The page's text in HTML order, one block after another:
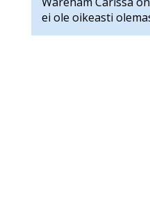
ei ole oikeasti